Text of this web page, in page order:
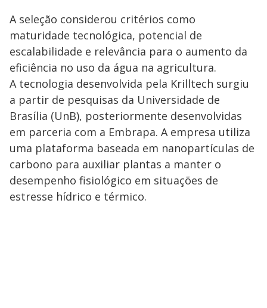
A seleção considerou critérios como
maturidade tecnológica, potencial de
escalabilidade e relevância para o aumento da
eficiência no uso da água na agricultura.
A tecnologia desenvolvida pela Krilltech surgiu
a partir de pesquisas da Universidade de
Brasília (UnB), posteriormente desenvolvidas
em parceria com a Embrapa. A empresa utiliza
uma plataforma baseada em nanopartículas de
carbono para auxiliar plantas a manter o
desempenho fisiológico em situações de
estresse hídrico e térmico.